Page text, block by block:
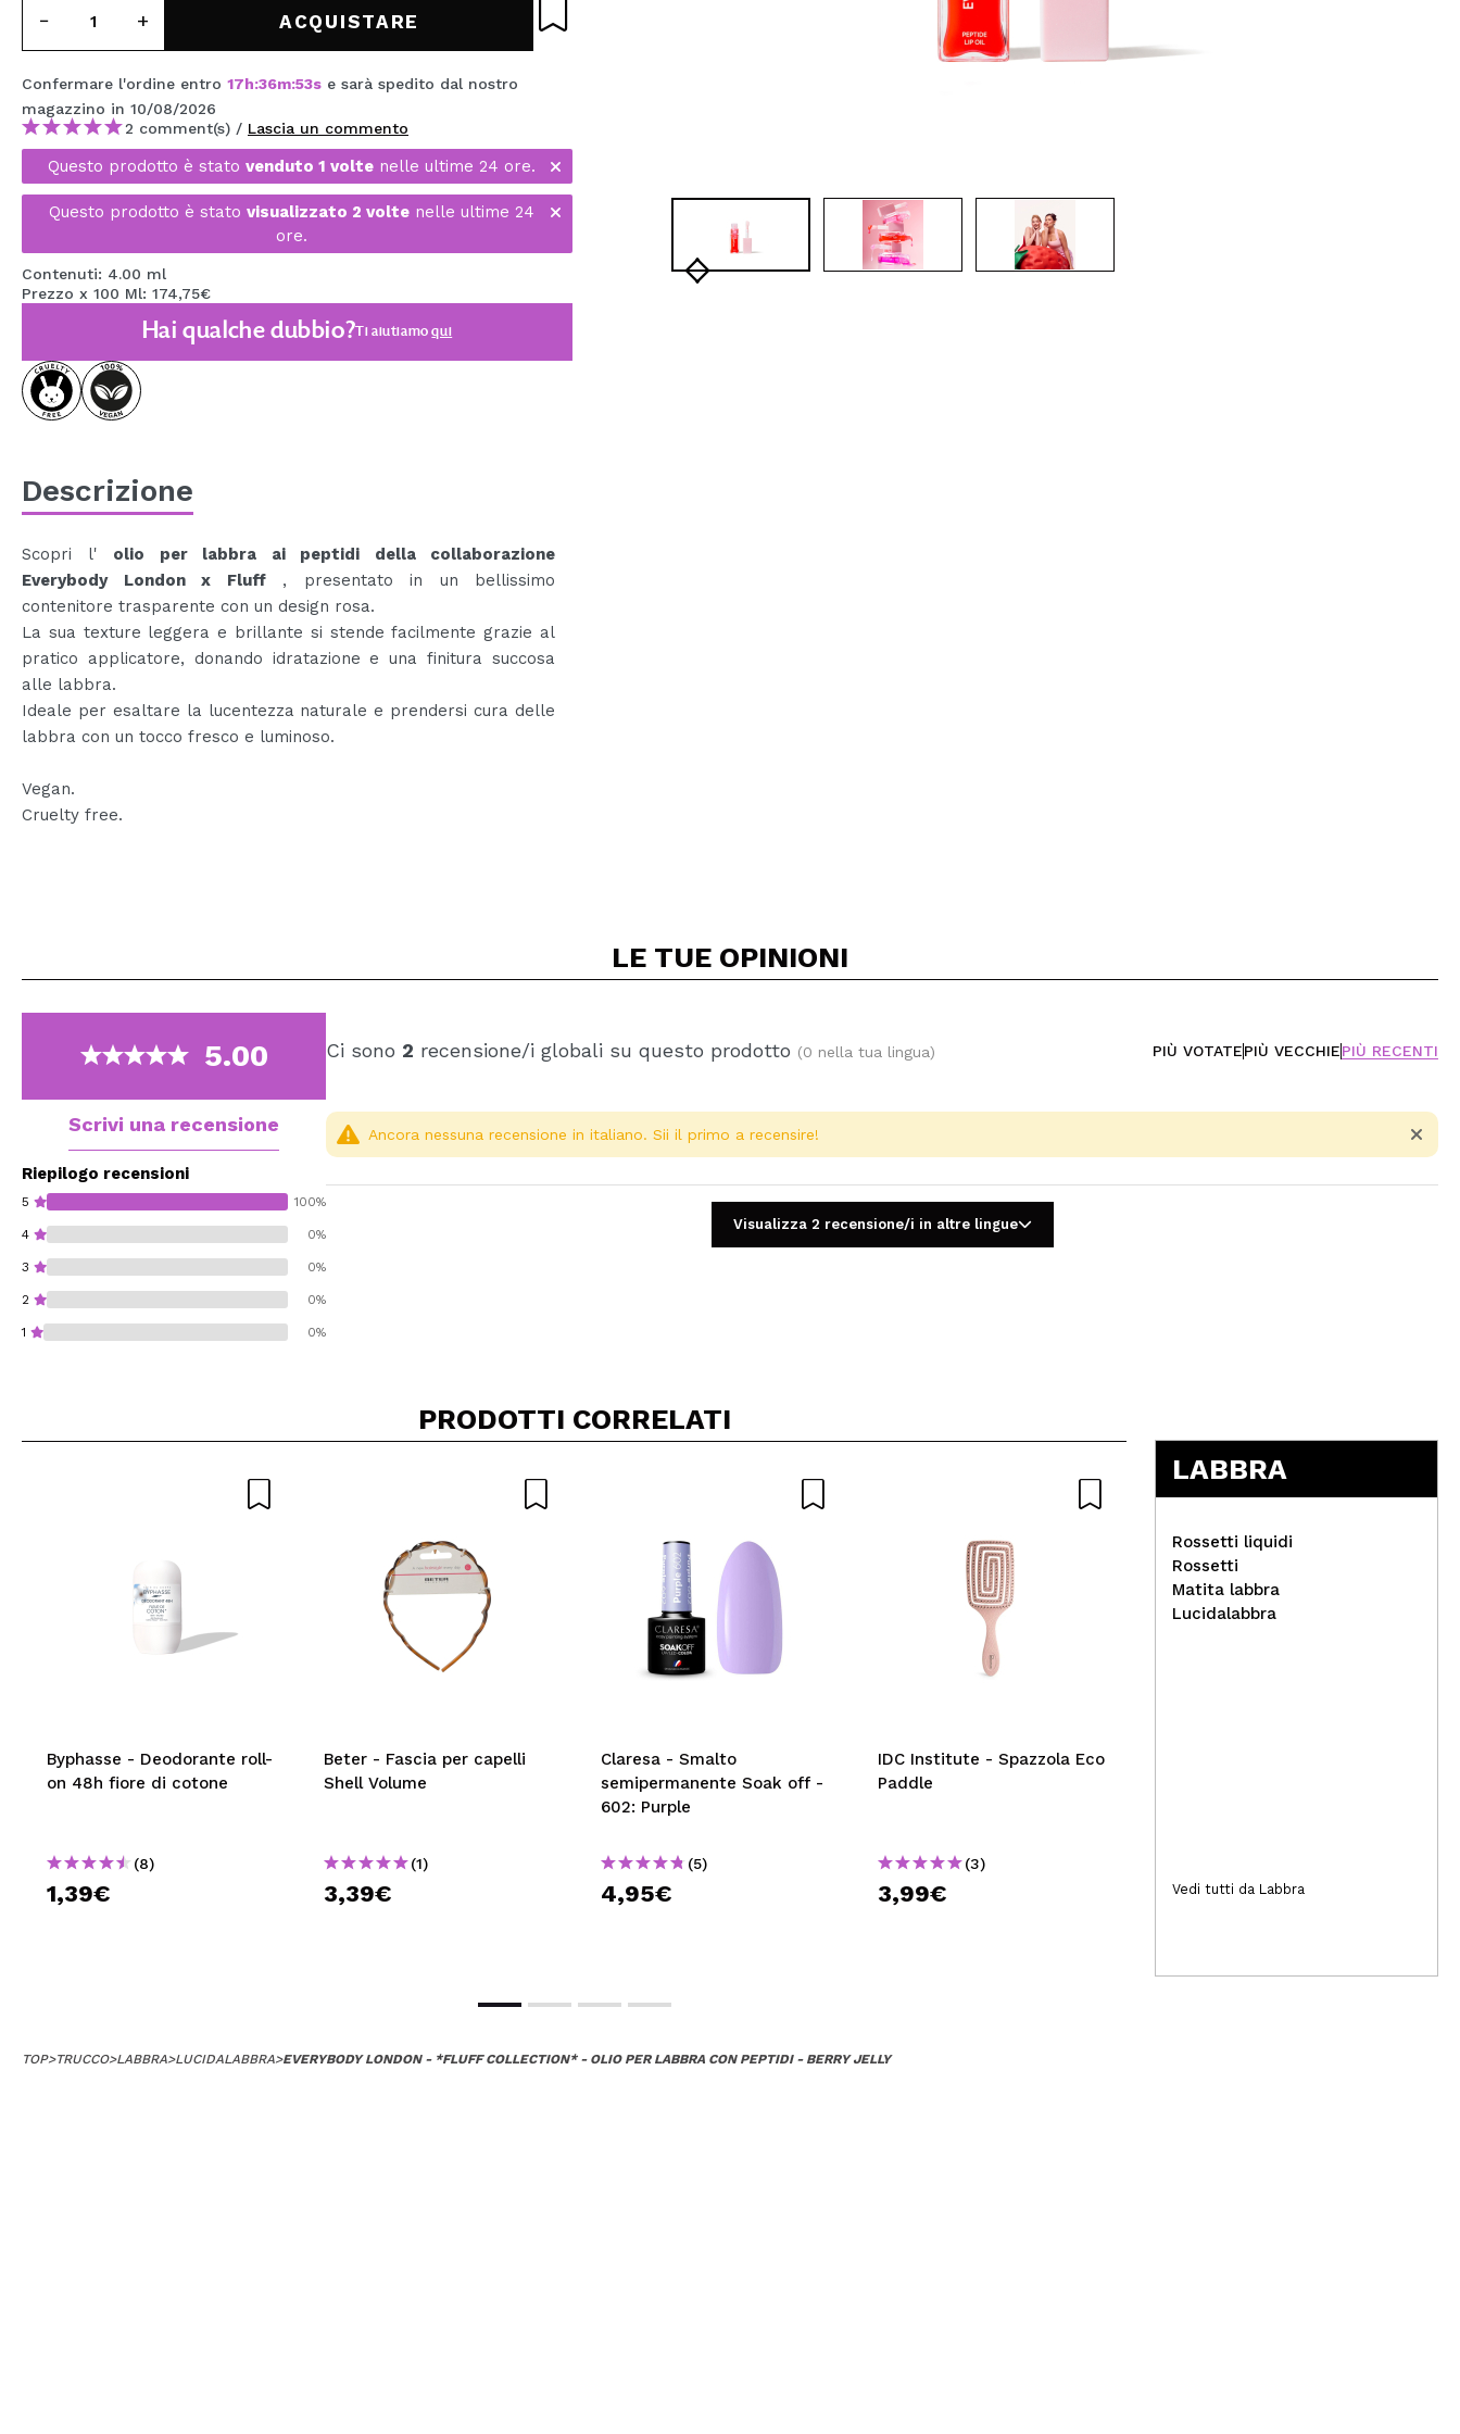
MAQUIFARMA
TRAVEL SIZE
NATURE
SPECIALE
OUTLET
SONO TORNATI!
PROSSIMAMENTE
BLOG
CREARE UN ACCOUNT
ACQUISTARE
Confermare l'ordine entro 17h:36m:53s e sarà spedito dal nostro
magazzino in 10/08/2026
2 comment(s) / Lascia un commento
Questo prodotto è stato venduto 1 volte nelle ultime 24 ore.
Questo prodotto è stato visualizzato 2 volte nelle ultime 24
ore.
Contenuti: 4.00 ml
Prezzo x 100 Ml: 174,75€
Hai qualche dubbio?Ti aiutiamoqui
Descrizione
Scopri l' olio per labbra ai peptidi della collaborazione
Everybody London x Fluff, presentato in un bellissimo
contenitore trasparente con un design rosa.
La sua texture leggera e brillante si stende facilmente grazie al
pratico applicatore, donando idratazione e una finitura succosa
alle labbra.
Ideale per esaltare la lucentezza naturale e prendersi cura delle
labbra con un tocco fresco e luminoso.
Vegan.
Cruelty free.
LE TUE OPINIONI
5.00
Scrivi una recensione
Riepilogo recensioni
5 100%
4 0%
3 0%
2 0%
1 0%
Ci sono 2 recensione/i globali su questo prodotto (0 nella tua lingua) PIÙ VOTATEPIÙ VECCHIEPIÙ RECENTI
Ancora nessuna recensione in italiano. Sii il primo a recensire!
Visualizza 2 recensione/i in altre lingue
PRODOTTI CORRELATI
Byphasse - Deodorante roll-
on 48h fiore di cotone
(8)
1,39€
Beter - Fascia per capelli
Shell Volume
(1)
3,39€
Claresa - Smalto
semipermanente Soak off -
602: Purple
(5)
4,95€
IDC Institute - Spazzola Eco
Paddle
(3)
3,99€ 53,00€
LABBRA
Rossetti liquidi
Rossetti
Matita labbra
Lucidalabbra
Vedi tutti da Labbra
TOP>TRUCCO>LABBRA>LUCIDALABBRA>EVERYBODY LONDON - *FLUFF COLLECTION* - OLIO PER LABBRA CON PEPTIDI - BERRY JELLY